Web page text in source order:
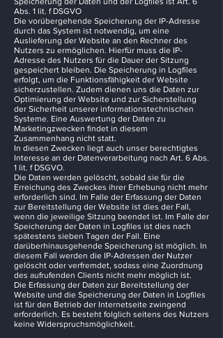
Abs. 1 lit. f DSGVO
Die vorübergehende Speicherung der IP-Adresse
durch das System ist notwendig, um eine
Auslieferung der Website an den Rechner des
Nutzers zu ermöglichen. Hierfür muss die IP-
Adresse des Nutzers für die Dauer der Sitzung
gespeichert bleiben. Die Speicherung in Logfiles
erfolgt, um die Funktionsfähigkeit der Website
sicherzustellen. Zudem dienen uns die Daten zur
Optimierung der Website und zur Sicherstellung
der Sicherheit unserer informationstechnischen
Systeme. Eine Auswertung der Daten zu
Marketingzwecken findet in diesem
Zusammenhang nicht statt.
In diesen Zwecken liegt auch unser berechtigtes
Interesse an der Datenverarbeitung nach Art. 6 Abs.
1 lit. f DSGVO.
Die Daten werden gelöscht, sobald sie für die
Erreichung des Zweckes ihrer Erhebung nicht mehr
erforderlich sind. Im Falle der Erfassung der Daten
zur Bereitstellung der Website ist dies der Fall,
wenn die jeweilige Sitzung beendet ist. Im Falle der
Speicherung der Daten in Logfiles ist dies nach
spätestens sieben Tagen der Fall. Eine
darüberhinausgehende Speicherung ist möglich. In
diesem Fall werden die IP-Adressen der Nutzer
gelöscht oder verfremdet, sodass eine Zuordnung
des aufrufenden Clients nicht mehr möglich ist.
Die Erfassung der Daten zur Bereitstellung der
Website und die Speicherung der Daten in Logfiles
ist für den Betrieb der Internetseite zwingend
erforderlich. Es besteht folglich seitens des Nutzers
keine Widerspruchsmöglichkeit.